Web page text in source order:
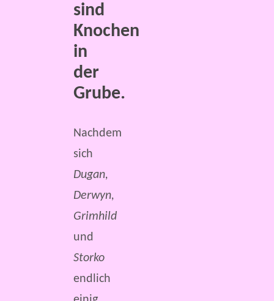
sind
Knochen
in
der
Grube.
Nachdem
sich
Dugan,
Derwyn,
Grimhild
und
Storko
endlich